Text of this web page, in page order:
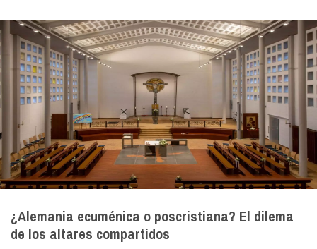
¿Alemania ecuménica o poscristiana? El dilema
de los altares compartidos